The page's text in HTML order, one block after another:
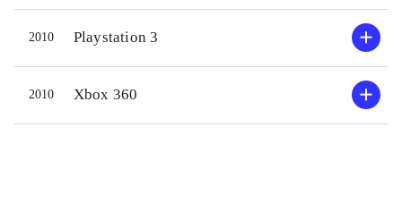
vej gennem hundreder og atter
hundreder af fjender. Undervejs
tjener man erfaring og finder nyt
udstyr, så man kan forbedre sin
2010 Playstation 3
2010 Xbox 360